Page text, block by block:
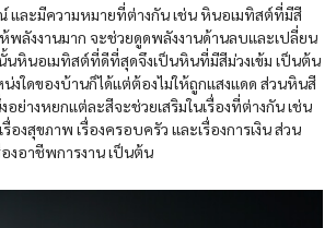
และมีความหมายที่ต่างกัน เช่น หินอเมทิสต์ที่มีสี
ห้พลังงานมาก จะช่วยดูดพลังงานด้านลบและเปลี่ยน
นหินอเมทิสต์ที่ดีที่สุดจึงเป็นหินที่มีสีม่วงเข้ม เป็นต้น
น่งใดของบ้านก็ได้แต่ต้องไม่ให้ถูกแสงแดด ส่วนหินสี
างหยกแต่ละสีจะช่วยเสริมในเรื่องที่ต่างกัน เช่น
องสุขภาพ เรื่องครอบครัว และเรื่องการเงิน ส่วน
งอาชีพการงาน เป็นต้น